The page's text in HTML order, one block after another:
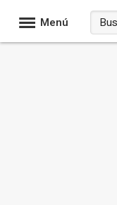
Menú